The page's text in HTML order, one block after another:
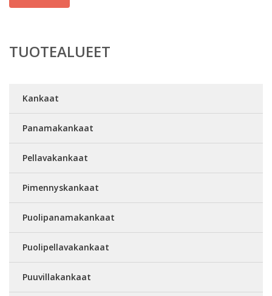
TUOTEALUEET
Kankaat
Panamakankaat
Pellavakankaat
Pimennyskankaat
Puolipanamakankaat
Puolipellavakankaat
Puuvillakankaat